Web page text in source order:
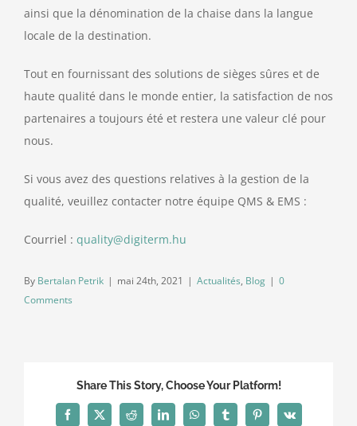
ainsi que la dénomination de la chaise dans la langue
locale de la destination.
Tout en fournissant des solutions de sièges sûres et de
haute qualité dans le monde entier, la satisfaction de nos
partenaires a toujours été et restera une valeur clé pour
nous.
Si vous avez des questions relatives à la gestion de la
qualité, veuillez contacter notre équipe QMS & EMS :
Courriel : quality@digiterm.hu
By Bertalan Petrik | mai 24th, 2021 | Actualités, Blog | 0
Comments
Share This Story, Choose Your Platform!
Facebook
X Reddit LinkedInWhatsAppTumblrPinterest
Vk